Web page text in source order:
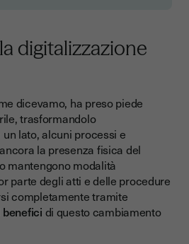
digitalizzazione
dicevamo, ha preso piede
trasformandolo
lato, alcuni processi e
la presenza fisica del
mantengono modalità
parte degli atti e delle procedure
completamente tramite
benefici di questo cambiamento